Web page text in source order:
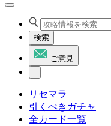
検索
ご意見
リセマラ
引くべきガチャ
全カード一覧